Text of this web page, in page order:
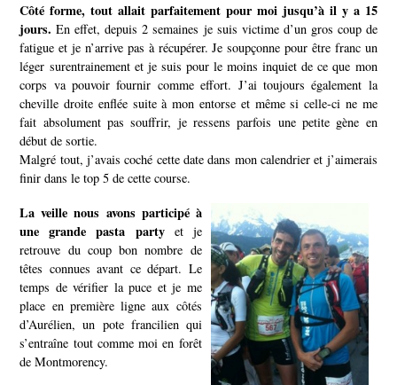
Côté forme, tout allait parfaitement pour moi jusqu’à il y a 15
jours. En effet, depuis 2 semaines je suis victime d’un gros coup de
fatigue et je n’arrive pas à récupérer. Je soupçonne pour être franc un
léger surentrainement et je suis pour le moins inquiet de ce que mon
corps va pouvoir fournir comme effort. J’ai toujours également la
cheville droite enflée suite à mon entorse et même si celle-ci ne me
fait absolument pas souffrir, je ressens parfois une petite gène en
début de sortie.
Malgré tout, j’avais coché cette date dans mon calendrier et j’aimerais
finir dans le top 5 de cette course.
La veille nous avons participé à
une grande pasta partyet je
retrouve du coup bon nombre de
têtes connues avant ce départ. Le
temps de vérifier la puce et je me
place en première ligne aux côtés
d’Aurélien, un pote francilien qui
s’entraîne tout comme moi en forêt
de Montmorency.